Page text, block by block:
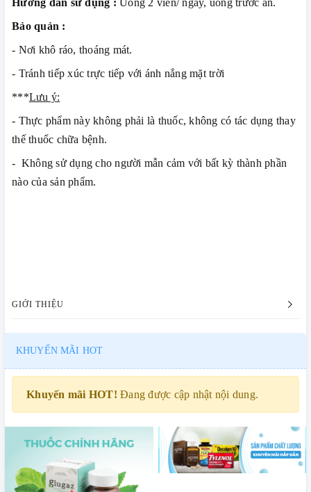
Hướng dẫn sử dụng : Uống 2 viên/ ngày, uống trước ăn.
Bảo quản :
- Nơi khô ráo, thoáng mát.
- Tránh tiếp xúc trực tiếp với ánh nắng mặt trời
***Lưu ý:
- Thực phẩm này không phải là thuốc, không có tác dụng thay
thế thuốc chữa bệnh.
- Không sử dụng cho người mẫn cảm với bất kỳ thành phần
nào của sản phẩm.
GIỚI THIỆU
KHUYẾN MÃI HOT
Khuyến mãi HOT! Đang được cập nhật nội dung.